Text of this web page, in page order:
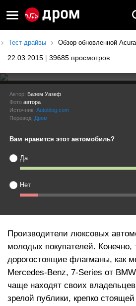
Тест-драйвы Обзор обновленной
22.03.2015 | 39685 просмотров
Обзор обновленной
Теперь не аутсайдер
Автор: Базем Уазеф
Фото автора
Источник: Autoblog.com
Перевод: Дром
Вам нравится этот автомобиль?
Да
Нет
Производители люксовых
молодых покупателей. Конечно,
дорогостоящие флагманы, как
Mercedes-Benz, 7-Series от
чаще находят своих
зрелой публики, крепко